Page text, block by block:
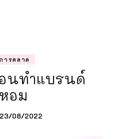
ารตลาด
นทำแบรนด์
อม
23/08/2022